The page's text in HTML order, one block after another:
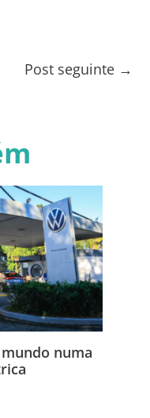
Post seguinte →
numa